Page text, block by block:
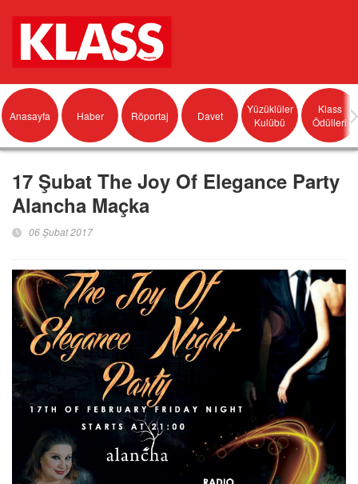
Anasayfa Haber Röportaj Davet
Yüzüklüler
Kulübü
Klass
Ödülleri
17 Şubat The Joy Of Elegance Party
Alancha Maçka
06 Şubat 2017